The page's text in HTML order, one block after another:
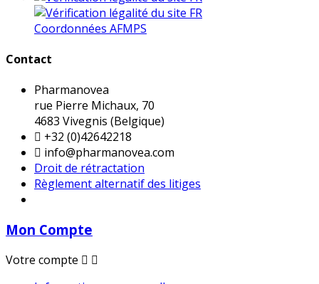
Coordonnées AFMPS
Contact
Pharmanovea
rue Pierre Michaux, 70
4683 Vivegnis (Belgique)
 +32 (0)42642218
 info@pharmanovea.com
Droit de rétractation
Règlement alternatif des litiges
Mon Compte
Votre compte  